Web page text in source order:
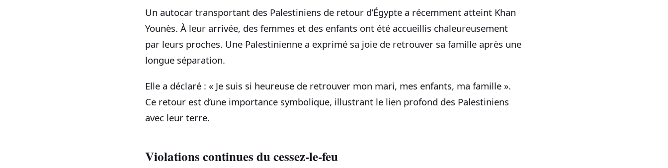
Un autocar transportant des Palestiniens de retour d’Égypte a récemment atteint Khan
Younès. À leur arrivée, des femmes et des enfants ont été accueillis chaleureusement
par leurs proches. Une Palestinienne a exprimé sa joie de retrouver sa famille après une
longue séparation.
Elle a déclaré : « Je suis si heureuse de retrouver mon mari, mes enfants, ma famille ».
Ce retour est d’une importance symbolique, illustrant le lien profond des Palestiniens
avec leur terre.
Violations continues du cessez-le-feu